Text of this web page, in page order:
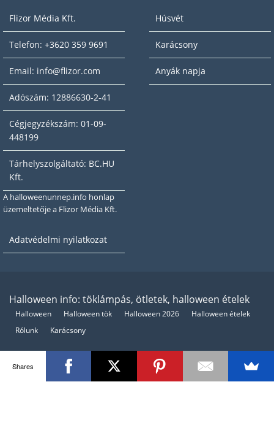
Flizor Média Kft.
Telefon: +3620 359 9691
Email: info@flizor.com
Adószám: 12886630-2-41
Cégjegyzékszám: 01-09-
448199
Tárhelyszolgáltató: BC.HU
Kft.
A halloweenunnep.info honlap
üzemeltetője a Flizor Média Kft.
Adatvédelmi nyilatkozat
Húsvét
Karácsony
Anyák napja
Halloween info: töklámpás, ötletek, halloween ételek
Halloween Halloween tök Halloween 2026
Halloween ételek
Rólunk
Karácsony
Shares